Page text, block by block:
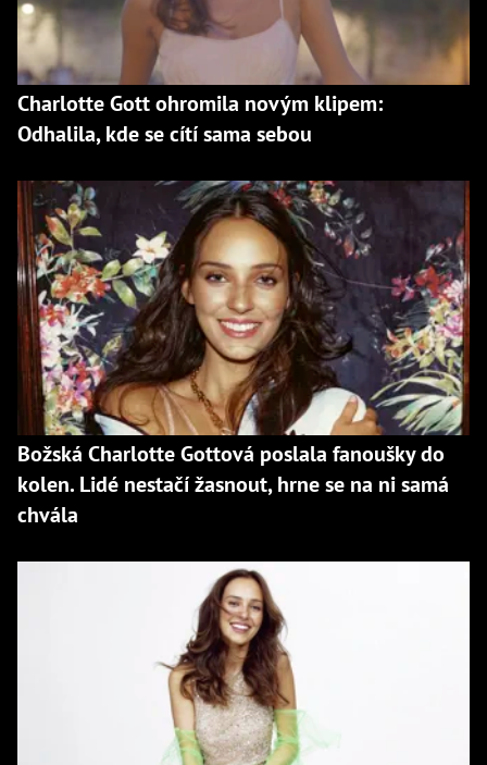
Charlotte Gott ohromila novým klipem:
Odhalila, kde se cítí sama sebou
Božská Charlotte Gottová poslala fanoušky do
kolen. Lidé nestačí žasnout, hrne se na ni samá
chvála